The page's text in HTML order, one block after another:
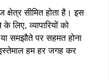
सीमित होता है। इस
लिए, व्यापारियों को
समझौते पर सहमत होना
हम हर जगह कर